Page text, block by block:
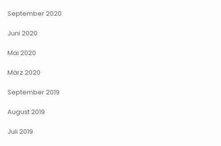
September 2020
Juni 2020
Mai 2020
März 2020
September 2019
August 2019
Juli 2019